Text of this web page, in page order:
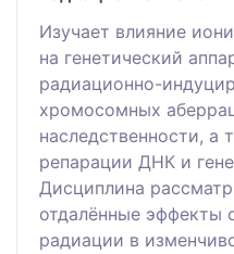
Изучает влияние
на генетический
радиационно-
хромосомных
наследственности, а
репарации ДНК и
Дисциплина
отдалённые эффекты
радиации в